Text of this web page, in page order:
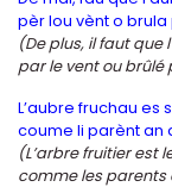
pèr lou vènt o brula
(De plus, il faut que
par le vent ou brûlé
L’aubre fruchau es
coume li parènt an
(L’arbre fruitier est
comme les parents